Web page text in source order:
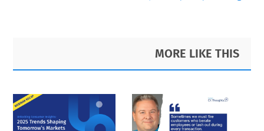
Primary
Sidebar
Footer
MORE LIKE THIS